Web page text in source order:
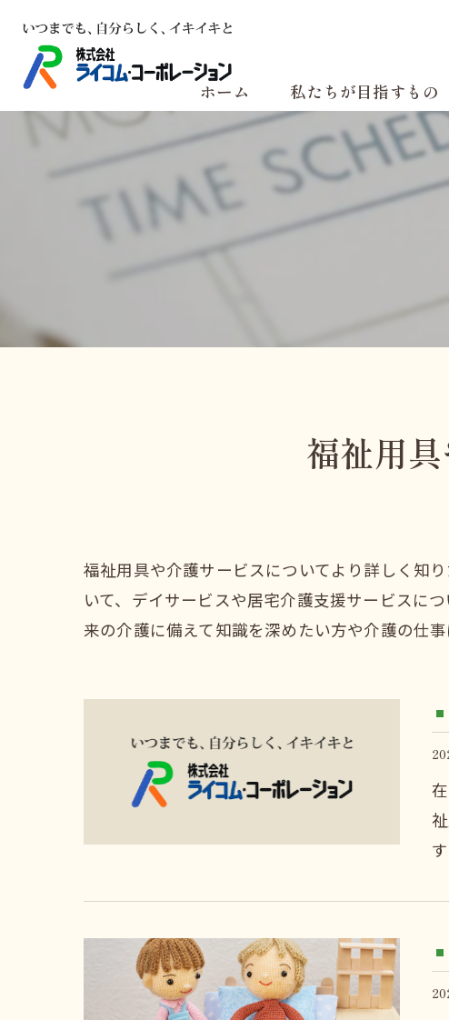
ホーム 私たちが目指すもの
福祉用
福祉用具や介護サービスについてより詳しく知
いて、デイサービスや居宅介護支援サービスに
来の介護に備えて知識を深めたい方や介護の仕